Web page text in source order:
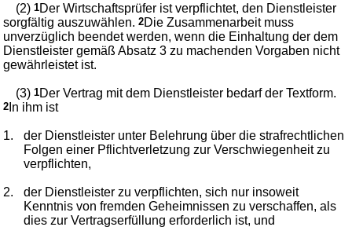
(2)1Der Wirtschaftsprüfer ist verpflichtet, den Dienstleister
sorgfältig auszuwählen.2Die Zusammenarbeit muss
unverzüglich beendet werden, wenn die Einhaltung der dem
Dienstleister gemäß Absatz 3 zu machenden Vorgaben nicht
gewährleistet ist.
(3)1Der Vertrag mit dem Dienstleister bedarf der Textform.
2 In ihm ist
1.
der Dienstleister unter Belehrung über die strafrechtlichen
Folgen einer Pflichtverletzung zur Verschwiegenheit zu
verpflichten,
2.
der Dienstleister zu verpflichten, sich nur insoweit
Kenntnis von fremden Geheimnissen zu verschaffen, als
dies zur Vertragserfüllung erforderlich ist, und